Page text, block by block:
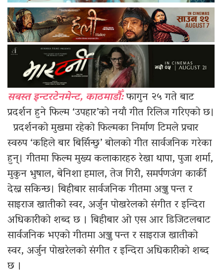
सबस्त इन्टरटेनमेन्ट, काठमाडौँ:फागुन २५ गते बाट
प्रदर्शन हुने फिल्म ‘उपहार’को नयाँ गीत रिलिज गरिएको छ।
प्रदर्शनको मुखमा रहेको फिल्मका निर्माण टिमले प्रचार
स्वरुप ‘कहिले बार बिर्सिन्छु’ बोलको गीत सार्वजनिक गरेका
हुन्। गीतमा फिल्म मुख्य कलाकारहरु रेखा थापा, पुजा शर्मा,
मुकुन भुषाल, बेनिशा हमाल, तेज गिरी, समर्पणजंग कार्की
देख्न सकिन्छ। बिहीबार सार्वजनिक गीतमा अञ्जु पन्त र
साइराज खातीको स्वर, अर्जुन पोखरेलको संगीत र इन्दिरा
अधिकारीको शब्द छ । बिहीबार ओ एस आर डिजिटलबाट
सार्वजनिक भएको गीतमा अञ्जु पन्त र साइराज खातीको
स्वर, अर्जुन पोखरेलको संगीत र इन्दिरा अधिकारीको शब्द
छ ।